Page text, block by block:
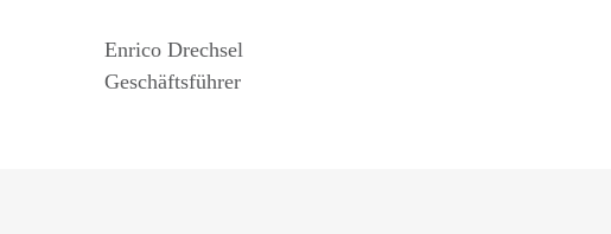
Enrico Drechsel
Geschäftsführer